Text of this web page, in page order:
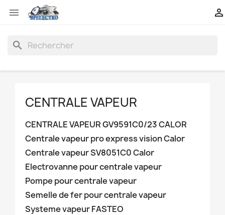
 
search
CENTRALE VAPEUR
CENTRALE VAPEUR GV9591C0/23 CALOR
Centrale vapeur pro express vision Calor
Centrale vapeur SV8051C0 Calor
Electrovanne pour centrale vapeur
Pompe pour centrale vapeur
Semelle de fer pour centrale vapeur
Systeme vapeur FASTEO